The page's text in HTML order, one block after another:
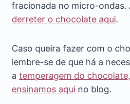
fracionada no micro-ondas.
derreter o chocolate aqui.
Caso queira fazer com o
lembre-se de que há a
a temperagem do
ensinamos aqui no blog.